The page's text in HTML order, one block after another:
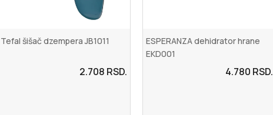
Tefal šišač dzempera JB1011
2.708 RSD.
ESPERANZA dehidrator hrane
EKD001
4.780 RSD.